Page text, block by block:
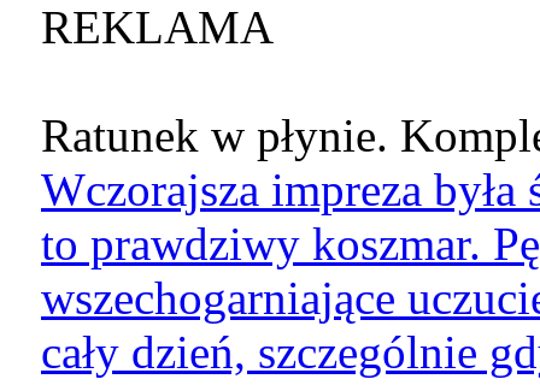
REKLAMA
Ratunek w płynie.
Wczorajsza impreza
to prawdziwy koszmar.
wszechogarniające
cały dzień, szczególnie